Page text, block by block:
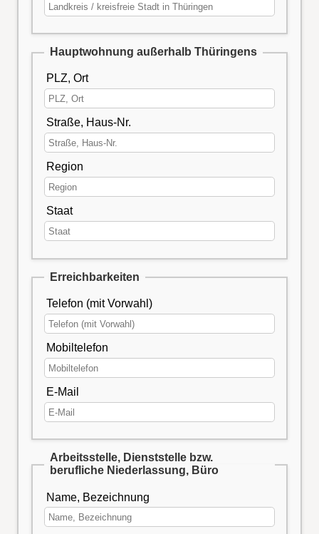
Hauptwohnung außerhalb Thüringens
PLZ, Ort
Straße, Haus-Nr.
Region
Staat
Erreichbarkeiten
Telefon (mit Vorwahl)
Mobiltelefon
E-Mail
Arbeitsstelle, Dienststelle bzw.
berufliche Niederlassung, Büro
Name, Bezeichnung